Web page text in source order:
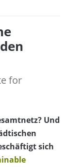
for
Und
sich